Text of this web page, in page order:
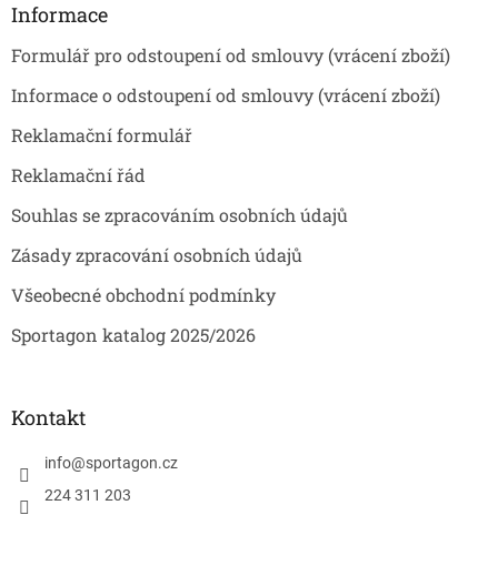
Informace
Formulář pro odstoupení od smlouvy (vrácení zboží)
Informace o odstoupení od smlouvy (vrácení zboží)
Reklamační formulář
Reklamační řád
Souhlas se zpracováním osobních údajů
Zásady zpracování osobních údajů
Všeobecné obchodní podmínky
Sportagon katalog 2025/2026
Kontakt
info@sportagon.cz
224 311 203